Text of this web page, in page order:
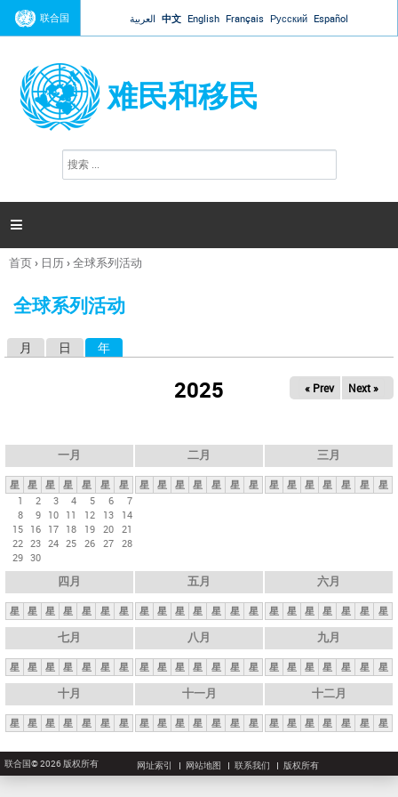
Jump to navigation
联合国 العربية 中文 English Français Русский Español
难民和移民
搜
索

你
这
首页› 日历›全球系列活动
全球系列活动
月 日 年
2025 « Prev Next »
一月
星 星 星 星 星 星
星
1
2 3 4 5 6
7
8
9 10 11 12 13
14
15 16 17 18 19 20 21
22 23 24 25 26 27 28
29 30
二月
星 星 星 星 星 星 星
三月
星 星 星 星 星 星 星
四月
星 星 星 星 星 星 星
五月
星 星 星 星 星 星 星
六月
星 星 星 星 星 星 星
七月
星 星 星 星 星 星 星
八月
星 星 星 星 星 星 星
九月
星 星 星 星 星 星 星
十月
星 星 星 星 星 星 星
十一月
星 星 星 星 星 星 星
十二月
星 星 星 星 星 星 星
联合国© 2026 版权所有 网址索引 网站地图 联系我们 版权所有